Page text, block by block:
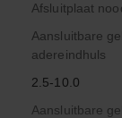
Afsluitplaat
Aansluitbare
adereindhuls
2.5-10.0
Aansluitbare